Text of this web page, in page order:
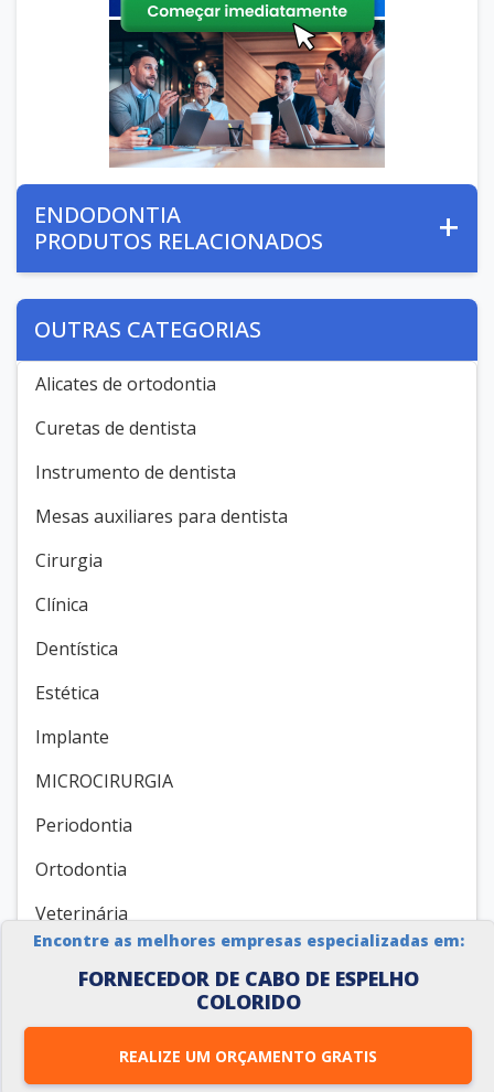
Encontre as melhores empresas especializadas em:
FORNECEDOR DE CABO DE ESPELHO
COLORIDO
REALIZE UM ORÇAMENTO GRATIS
ENDODONTIA
PRODUTOS RELACIONADOS
OUTRAS CATEGORIAS
Alicates de ortodontia
Curetas de dentista
Instrumento de dentista
Mesas auxiliares para dentista
Cirurgia
Clínica
Dentística
Estética
Implante
MICROCIRURGIA
Periodontia
Ortodontia
Veterinária
BANCADA PARA LABORATÓRIO
Transdutor de pressão